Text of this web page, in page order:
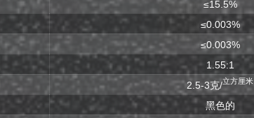
≤15.5%
≤0.003%
≤0.003%
1.55:1
2.5-3克/立方厘米
黑色的